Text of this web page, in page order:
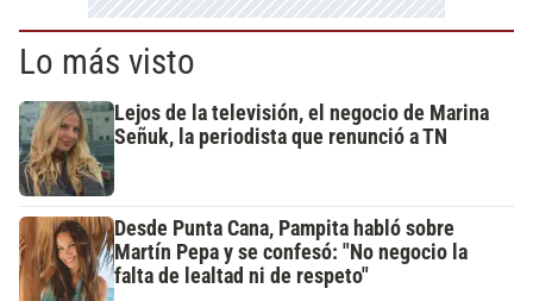
Lo más visto
Lejos de la televisión, el negocio de Marina
Señuk, la periodista que renunció a TN
Desde Punta Cana, Pampita habló sobre
Martín Pepa y se confesó: "No negocio la
falta de lealtad ni de respeto"